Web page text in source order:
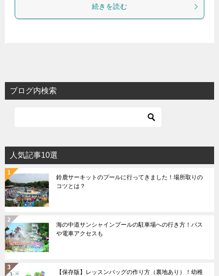
続きを読む
ブログ内検索
人気記事10選
鈴鹿サーキットのプールに行ってきました！場所取りの
コツとは？
海の中道サンシャインプールの駐車場への行き方！バス
や電車アクセスも
【保存版】レッスンバッグの作り方（裏地あり）！幼稚